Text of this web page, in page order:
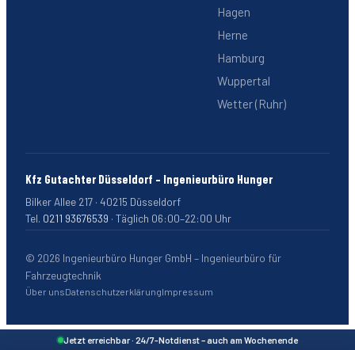
Hagen
Herne
Hamburg
Wuppertal
Wetter (Ruhr)
Kfz Gutachter Düsseldorf – Ingenieurbüro Hunger
Bilker Allee 217 · 40215 Düsseldorf
Tel. 0211 93676539 · Täglich 06:00–22:00 Uhr
© 2026 Ingenieurbüro Hunger GmbH – Ingenieurbüro für
Fahrzeugtechnik
Über unsDatenschutzerklärungImpressum
Jetzt erreichbar · 24/7-Notdienst – auch am Wochenende